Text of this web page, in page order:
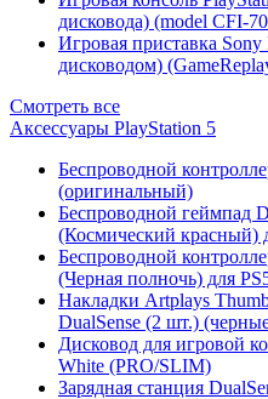
дисковода) (model CFI-
Игровая приставка
дисководом)
Смотреть все
Аксессуары PlayStation 5
Беспроводной
(оригинальный)
Беспроводной геймпад
(Космический красный)
Беспроводной
(Черная полночь) для
Накладки Artplays
DualSense (2 шт.)
Дисковод для игровой
White (PRO/SLIM)
Зарядная станция